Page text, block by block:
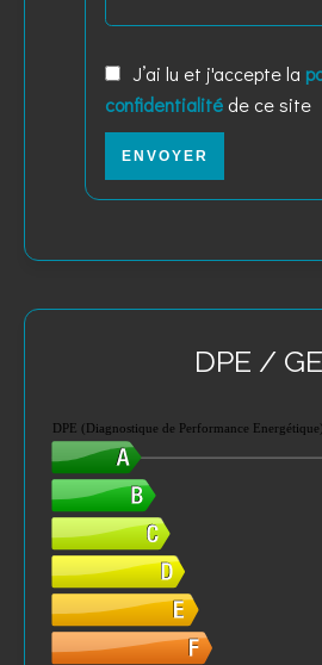
J’ai lu et j'accepte la
confidentialité de ce site
ENVOYER
DPE /
DPE (Diagnostique de Performance Energétique)